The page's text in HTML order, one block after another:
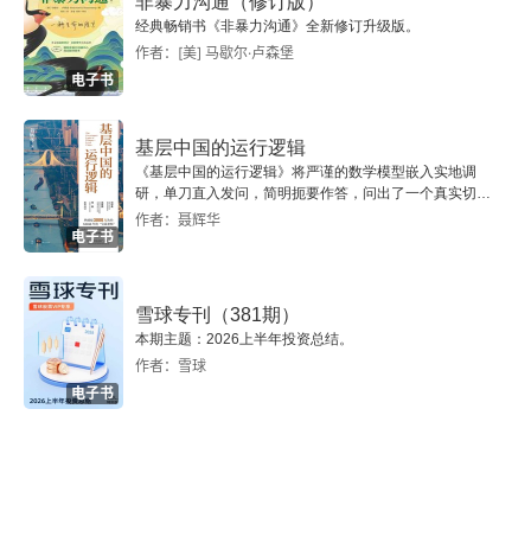
不了人类的工作，或者更具体来说，人总是生活在
工作与休息的不断循环中。” 总而言之，要想活出
有意义的人生，竭力工作不可或缺。工作是上帝给
我们最宝贵的礼物，是赋予人生目的的一大支柱。
但是我们必须正确地看待工作，不可使其凌驾于上
帝之上。我们要不时地停下工作的脚步恢复身体，
同时也要享受这个世界和平凡的人生。世上没有任
何事物能够为人生提供意义的基础。如果我们的人
生基于工作、成就、爱情、愉悦，抑或学识，那么
我们终会变得焦虑和脆弱。因为人生中凡事都可能
电子书
经典畅销书《非暴力沟通》全新修订升级版。
作者：[美] 马歇尔·卢森堡
电子书
基层中国的运行逻辑
《基层中国的运行逻辑》将严谨的数学模型嵌入实地调
研，单刀直入发问，简明扼要作答，问出了一个真实切近
的基层中国。
作者：聂辉华
电子书
雪球专刊（381期）
本期主题：2026上半年投资总结。
作者：雪球